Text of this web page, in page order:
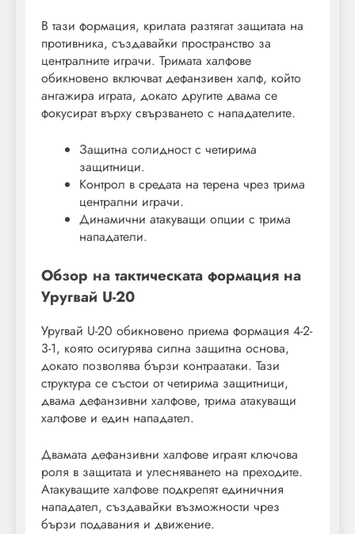
В тази формация, крилата разтягат защитата на
противника, създавайки пространство за
централните играчи. Тримата халфове
обикновено включват дефанзивен халф, който
ангажира играта, докато другите двама се
фокусират върху свързването с нападателите.
Защитна солидност с четирима
защитници.
Контрол в средата на терена чрез трима
централни играчи.
Динамични атакуващи опции с трима
нападатели.
Обзор на тактическата формация на
Уругвай U-20
Уругвай U-20 обикновено приема формация 4-2-
3-1, която осигурява силна защитна основа,
докато позволява бързи контраатаки. Тази
структура се състои от четирима защитници,
двама дефанзивни халфове, трима атакуващи
халфове и един нападател.
Двамата дефанзивни халфове играят ключова
роля в защитата и улесняването на преходите.
Атакуващите халфове подкрепят единичния
нападател, създавайки възможности чрез
бързи подавания и движение.